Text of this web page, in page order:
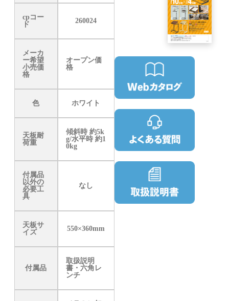
cpコー
ド
260024
メーカ
ー希望
小売価
格
オープン価
格
色 ホワイト
天板耐
荷重
傾斜時 約5k
g/水平時 約1
0kg
付属品
以外の
必要工
具
なし
天板サ
イズ
550×360mm
付属品
取扱説明
書・六角レ
ンチ